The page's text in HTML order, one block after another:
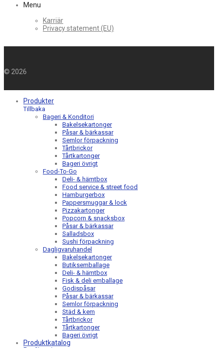
Menu
Karriär
Privacy statement (EU)
© 2026
Produkter
Tillbaka
Bageri & Konditori
Bakelsekartonger
Påsar & bärkassar
Semlor förpackning
Tårtbrickor
Tårtkartonger
Bageri övrigt
Food-To-Go
Deli- & hämtbox
Food service & street food
Hamburgerbox
Pappersmuggar & lock
Pizzakartonger
Popcorn & snacksbox
Påsar & bärkassar
Salladsbox
Sushi förpackning
Dagligvaruhandel
Bakelsekartonger
Butiksemballage
Deli- & hämtbox
Fisk & deli emballage
Godispåsar
Påsar & bärkassar
Semlor förpackning
Städ & kem
Tårtbrickor
Tårtkartonger
Bageri övrigt
Produktkatalog